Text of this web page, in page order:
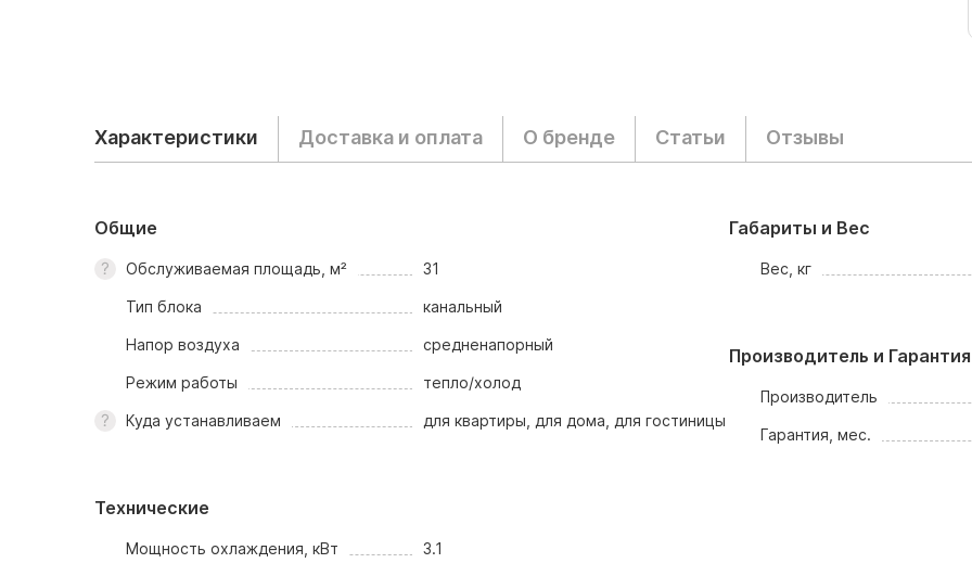
Характеристики Доставка и оплата О бренде Статьи Отзывы
Общие
Обслуживаемая площадь, м² 31
Тип блока канальный
Напор воздуха средненапорный
Режим работы тепло/холод
Куда устанавливаем для квартиры, для дома, для гостиницы
Технические
Мощность охлаждения, кВт 3.1
Габариты и Вес
Вес, кг
Производитель и Гарантия
Производитель
Гарантия, мес.